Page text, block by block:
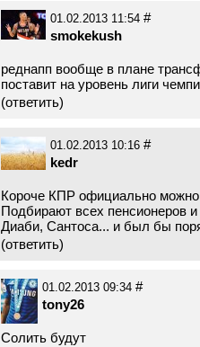
01.02.2013 11:54 #
smokekush
реднапп вообще в плане
поставит на уровень лиги
(ответить)
01.02.2013 10:16 #
kedr
Короче КПР официально
Подбирают всех пенсионеров
Диаби, Сантоса... и был бы
(ответить)
01.02.2013 09:34 #
tony26
Солить будут